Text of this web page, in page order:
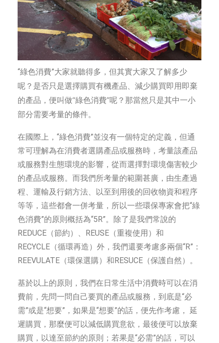
“綠色消費”大家就聽得多，但其實大家又了解多少
呢？是否只是選擇購買有機產品、減少購買即用即棄
的產品，便叫做“綠色消費”呢？那當然只是其中一小
部分需要考量的條件。
在國際上，“綠色消費”並沒有一個特定的定義，但通
常可理解為在消費者選購產品或服務時，考量該產品
或服務對生態環境的影響，從而選擇對環境傷害較少
的產品或服務。而我們所考量的範圍甚廣，由生產過
程、運輸及行銷方法、以至到用後的回收物資和程序
等等，這些都會一併考量，所以一些環保專家會把“綠
色消費”的原則概括為“5R”。除了是我們常說的
REDUCE（節約）、REUSE（重複使用）和
RECYCLE（循環再造）外，我們還要考慮多兩個“R”：
REEVULATE（環保選購）和RESUCE（保護自然）。
基於以上的原則，我們在日常生活中消費時可以在消
費前，先問一問自己要買的產品或服務，到底是“必
需”或是“想要”，如果是“想要”的話，便先作考慮， 延
遲購買，那麼便可以減低購買意欲，最後便可以放棄
購買，以達至節約的原則；若果是“必需”的話，可以